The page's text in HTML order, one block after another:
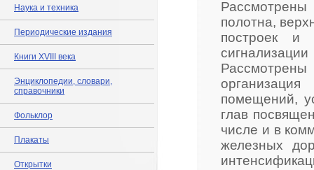
Наука и техника
Периодические издания
Книги XVIII века
Энциклопедии, словари,
справочники
Фольклор
Плакаты
Открытки
Рассмотрены
полотна,
построек и
помещений,
глав
числе и в
железных